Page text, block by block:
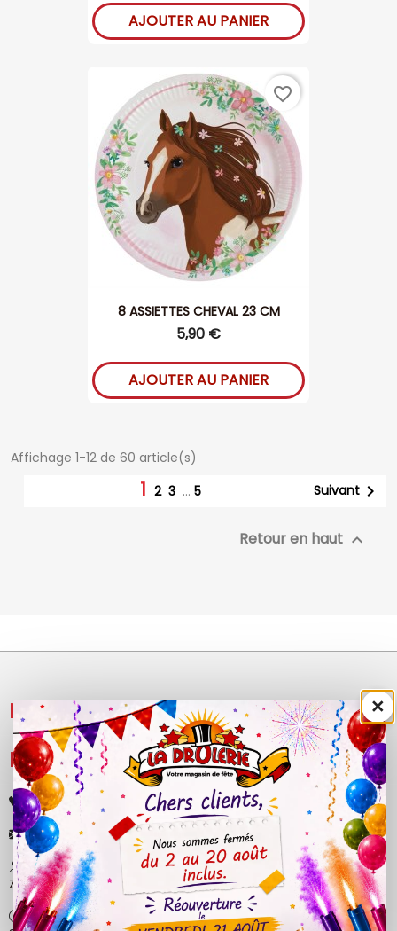
AJOUTER AU PANIER
8 ASSIETTES CHEVAL 23 CM
5,90 €
AJOUTER AU PANIER
favorite_border
Affichage 1-12 de 60 article(s)
1 2 3 … 5 Suivant 
Retour en haut 
NOS PRODUITS 
LÉGAL 
+33 (0)4 50 40 81 00
contact@ladrolerie.fr
38 Rue de la Maladière
Z.A de la maladiere 01210 Ornex
Ma-Ve : 9h30 - 12h30 | 14h30 - 19h00
×